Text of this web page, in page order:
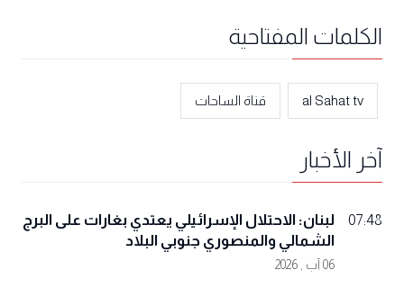
الكلمات المفتاحية
al Sahat tv قناة الساحات
آخر الأخبار
07:48
لبنان: الاحتلال الإسرائيلي يعتدي بغارات على البرج
الشمالي والمنصوري جنوبي البلاد
06 آب , 2026